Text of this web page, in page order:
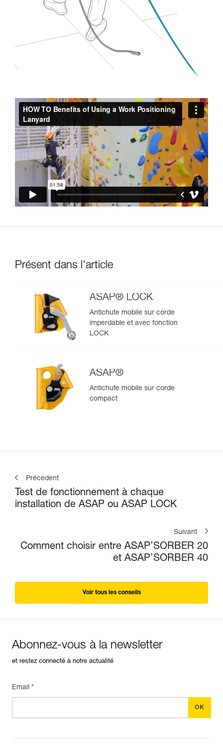
Présent dans l'article
ASAP® LOCK
Antichute mobile sur corde
imperdable et avec fonction
LOCK
ASAP®
Antichute mobile sur corde
compact
Précédent
Test de fonctionnement à chaque
installation de ASAP ou ASAP LOCK
Suivant
Comment choisir entre ASAP’SORBER 20
et ASAP’SORBER 40
Voir tous les conseils
Abonnez-vous à la newsletter
et restez connecté à notre actualité
Email *